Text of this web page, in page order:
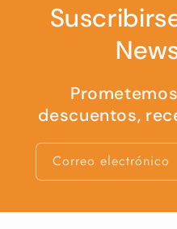
descuentos,
Correo electrónico